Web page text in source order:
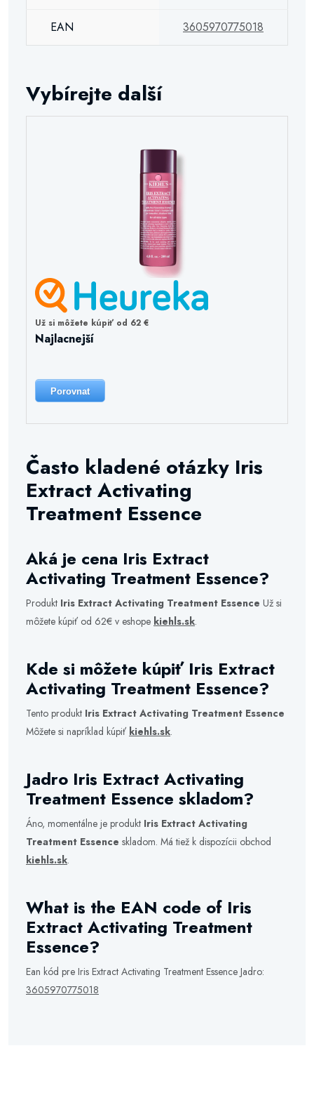
EAN 3605970775018
Vybírejte další
Už si môžete kúpiť od 62 €
Najlacnejší
Porovnat
Často kladené otázky Iris
Extract Activating
Treatment Essence
Aká je cena Iris Extract
Activating Treatment Essence?
Produkt Iris Extract Activating Treatment Essence Už si
môžete kúpiť od 62€ v eshope kiehls.sk.
Kde si môžete kúpiť Iris Extract
Activating Treatment Essence?
Tento produkt Iris Extract Activating Treatment Essence
Môžete si napríklad kúpiť kiehls.sk.
Jadro Iris Extract Activating
Treatment Essence skladom?
Áno, momentálne je produkt Iris Extract Activating
Treatment Essence skladom. Má tiež k dispozícii obchod
kiehls.sk.
What is the EAN code of Iris
Extract Activating Treatment
Essence?
Ean kód pre Iris Extract Activating Treatment Essence Jadro:
3605970775018